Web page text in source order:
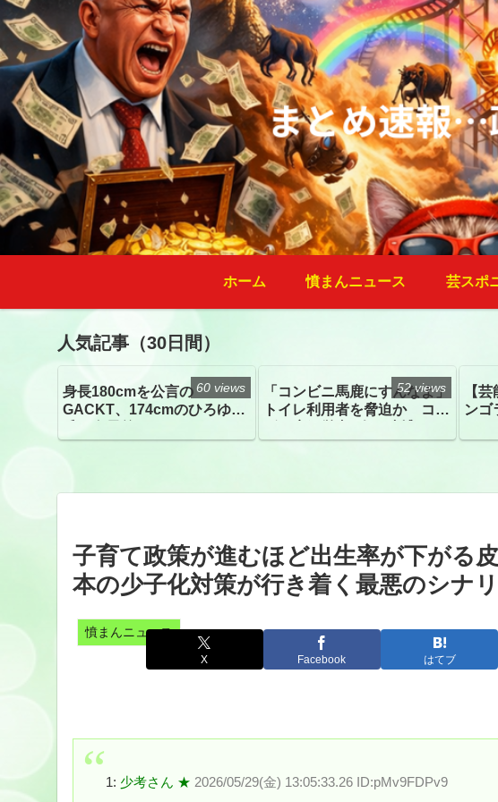
ホーム 憤まんニュース 芸スポ
人気記事（30日間）
身長180cmを公言の
GACKT、174cmのひろゆき
トざわつき イベントでの写
60 views
「コンビニ馬鹿にすんなよ」
トイレ利用者を脅迫か コン
52 views
【
ンゴ
はデ
子育て政策が進むほど出生率が下がる
本の少子化対策が行き着く最悪のシナ
憤まんニュース
X Facebook はてブ
1: 少考さん ★ 2026/05/29(金) 13:05:33.26 ID:pMv9FDPv9